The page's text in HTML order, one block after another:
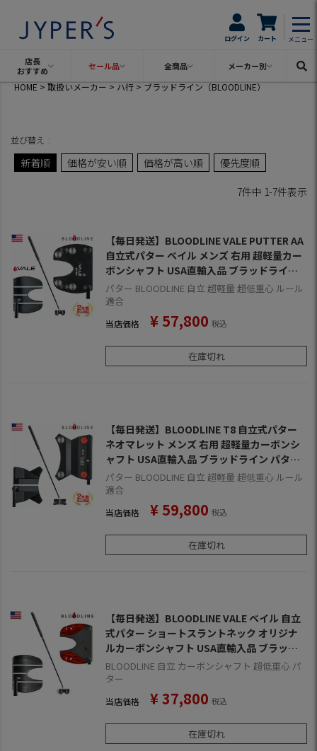
ログイン カート メニュー
店長
おすすめ
セール品 全商品 メーカー別
HOME 取扱いメーカー ハ行 ブラッドライン（BLOODLINE）
並び替え
新着順 価格が安い順 価格が高い順 優先度順
7件中 1-7件表示
【毎日発送】BLOODLINE VALE PUTTER AA
自立式パター ベイル メンズ 右用 超軽量カー
ボンシャフト USA直輸入品 ブラッドライン
パター【自立パター】
パター BLOODLINE 自立 超軽量 超低重心 ルール
適合
当店価格 ¥ 57,800 税込
在庫切れ
【毎日発送】BLOODLINE T8 自立式パター
ネオマレット メンズ 右用 超軽量カーボンシ
ャフト USA直輸入品 ブラッドライン パター
【自立パター】
パター BLOODLINE 自立 超軽量 超低重心 ルール
適合
当店価格 ¥ 59,800 税込
在庫切れ
【毎日発送】BLOODLINE VALE ベイル 自立
式パター ショートスラントネック オリジナ
ルカーボンシャフト USA直輸入品 ブラッド
ライン パター【自立パター】
BLOODLINE 自立 カーボンシャフト 超低重心 パ
ター
当店価格 ¥37,800 税込
在庫切れ